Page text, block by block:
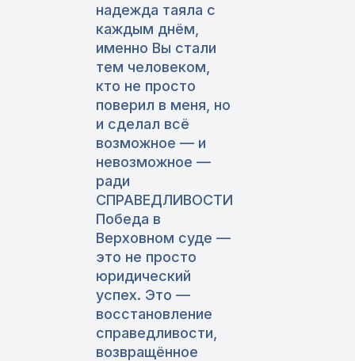
надежда таяла с
каждым днём,
именно Вы стали
тем человеком,
кто не просто
поверил в меня, но
и сделал всё
возможное — и
невозможное —
ради
СПРАВЕДЛИВОСТИ
Победа в
Верховном суде —
это не просто
юридический
успех. Это —
восстановление
справедливости,
возвращённое